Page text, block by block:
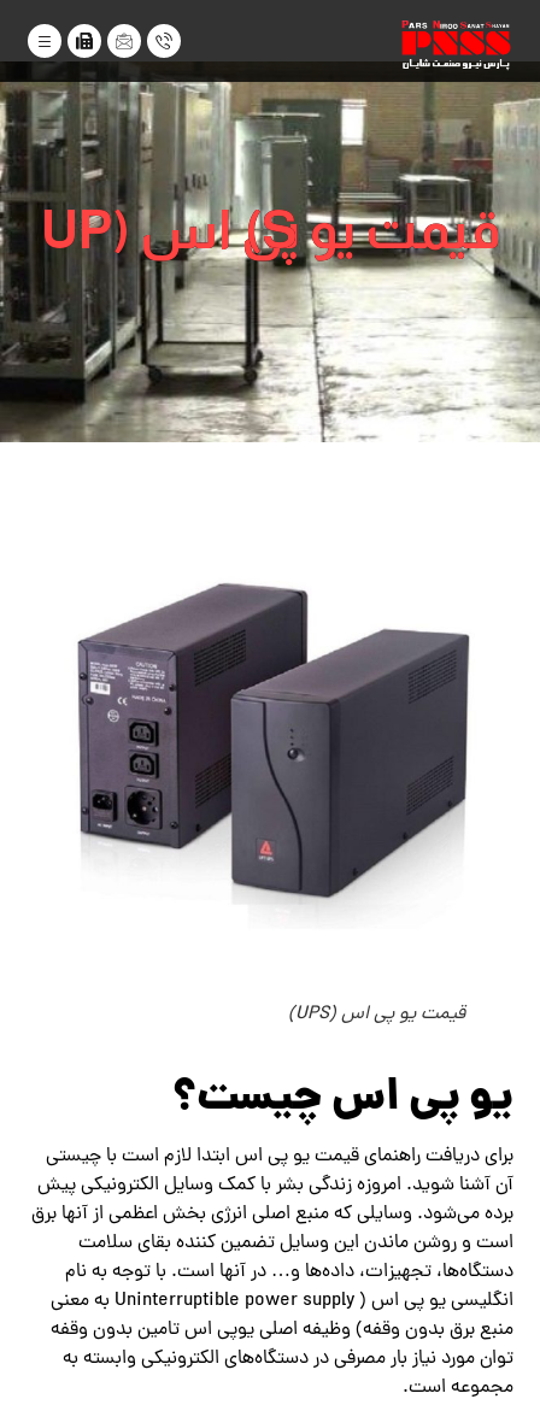
قیمت یو پی اس (UPS)
قیمت یو پی اس (UPS)
یو پی اس چیست؟
برای دریافت راهنمای قیمت‌ یو پی اس ابتدا لازم است با چیستی
آن آشنا شوید.‌ امروزه زندگی بشر با کمک وسایل الکترونیکی پیش
برده می‌شود. وسایلی که منبع اصلی انرژی بخش اعظمی از آنها برق
است و روشن ماندن این وسایل تضمین کننده بقای سلامت
دستگاه‌ها، تجهیزات، داده‌ها و‌… در آنها است. با توجه به نام
انگلیسی یو پی اس ( Uninterruptible power supply به معنی
منبع برق بدون وقفه) وظیفه اصلی یوپی ‌اس تامین بدون وقفه
توان مورد نیاز بار مصرفی در دستگاه‌های الکترونیکی وابسته به
مجموعه است.